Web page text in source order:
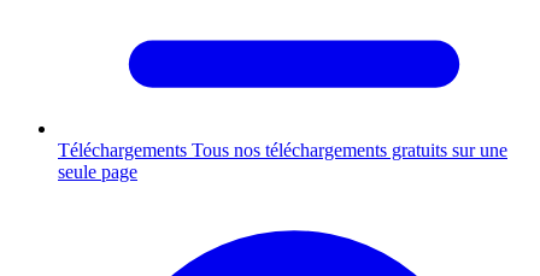
Téléchargements Tous nos téléchargements gratuits sur une
seule page